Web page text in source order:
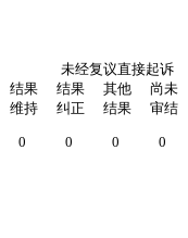
未经复议直接起诉
结果
维持
结果
纠正
其他
结果
尚未
审结
0 0 0 0